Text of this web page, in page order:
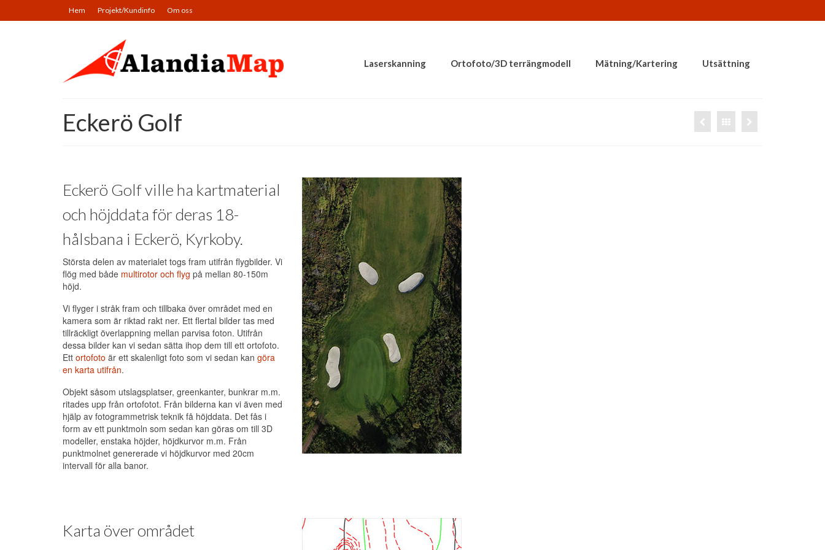
Hem Projekt/Kundinfo Om oss
Laserskanning Ortofoto/3D terrängmodell Mätning/Kartering Utsättning
Eckerö Golf
Eckerö Golf ville ha kartmaterial
och höjddata för deras 18-
hålsbana i Eckerö, Kyrkoby.
Största delen av materialet togs fram utifrån flygbilder. Vi
flög med både multirotor och flyg på mellan 80-150m
höjd.
Vi flyger i stråk fram och tillbaka över området med en
kamera som är riktad rakt ner. Ett flertal bilder tas med
tillräckligt överlappning mellan parvisa foton. Utifrån
dessa bilder kan vi sedan sätta ihop dem till ett ortofoto.
Ett ortofoto är ett skalenligt foto som vi sedan kan göra
en karta utifrån.
Objekt såsom utslagsplatser, greenkanter, bunkrar m.m.
ritades upp från ortofotot. Från bilderna kan vi även med
hjälp av fotogrammetrisk teknik få höjddata. Det fås i
form av ett punktmoln som sedan kan göras om till 3D
modeller, enstaka höjder, höjdkurvor m.m. Från
punktmolnet genererade vi höjdkurvor med 20cm
intervall för alla banor.
Karta över området